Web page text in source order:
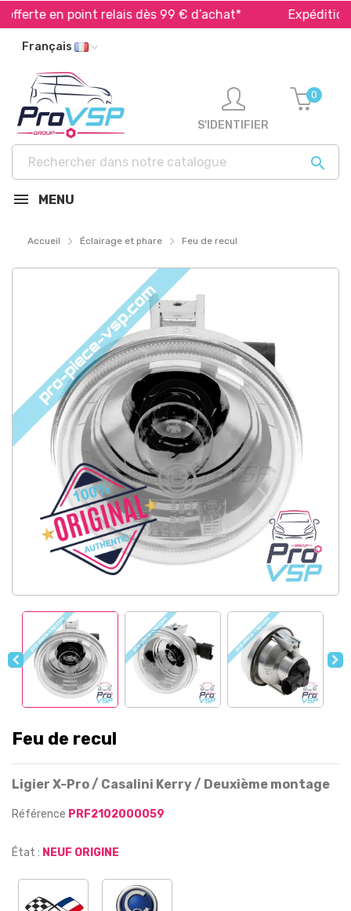
en point relais dès 99 € d’achat* Expédition
Français

S'IDENTIFIER
0
MENU
Accueil Éclairage et phare Feu de recul
Feu de recul
Ligier X-Pro / Casalini Kerry / Deuxième montage
Référence PRF2102000059
État : NEUF ORIGINE